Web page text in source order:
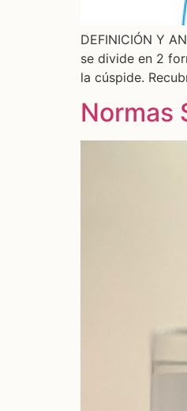
DEFINICIÓN Y
se divide en 2
la cúspide.
Normas